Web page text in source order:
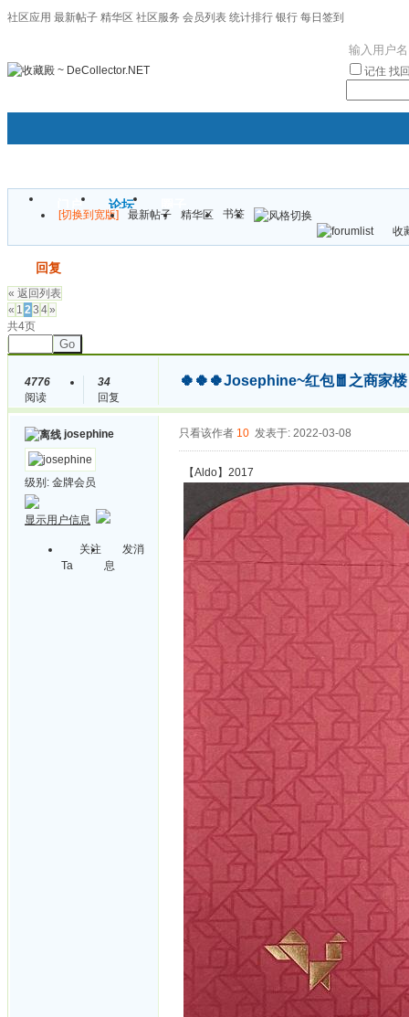
社区应用 最新帖子 精华区 社区服务 会员列表 统计排行 银行 每日签到
记住 找
门户 论坛
[切换到宽版] 最新帖子 精华区
书签
收
回复
« 返回列表
« 1 23 4»
共4页
Go
4776
阅读
34
回复
🍀🍀🍀Josephine~红包🧧之商家
josephine
级别: 金牌会员
显示用户信息
关注
Ta
发消
息
只看该作者 10 发表于: 2022-03-08
【Aldo】2017